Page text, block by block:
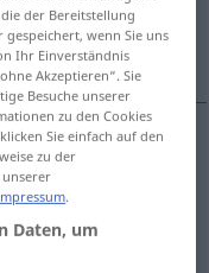
der Bereitstellung
wenn Sie uns
Ihr Einverständnis
Akzeptieren“. Sie
Besuche unserer
zu den Cookies
Sie einfach auf den
zu der
.
Daten, um